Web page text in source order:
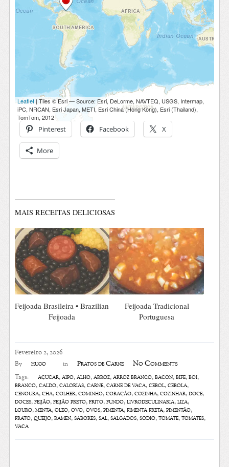
Fevereiro 2, 2026
By hugo in Pratos de Carne No Comments
Tags: açúcar,aipo,alho,arroz,arroz branco,bacon,bife,boi,
branco,caldo,calorias,carne,carne de vaca,cebol,cebola,
cenoura,chá,colher,cominho,coração,cozinha,cozinhar,doce,
doces,feijão,feijão preto,frito,fundo,livrodeculinaria,liza,
louro,menta,óleo,ovo,ovos,pimenta,pimenta preta,pimentão,
prato,queijo,ramen,sabores,sal,salgados,sódio,tomate,tomates,
vaca
Pinterest Facebook X
More
MAIS RECEITAS DELICIOSAS
Feijoada Brasileira • Brazilian
Feijoada
Feijoada Tradicional
Portuguesa